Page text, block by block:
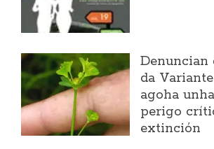
Denuncian
da
agoha
perigo
extinción